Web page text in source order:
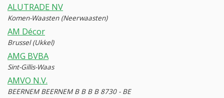
ALUTRADE NV
Komen-Waasten (Neerwaasten)
AM Décor
Brussel (Ukkel)
AMG BVBA
Sint-Gillis-Waas
AMVO N.V.
BEERNEM BEERNEM B B B B 8730 - BE